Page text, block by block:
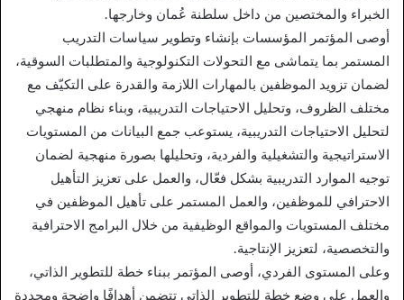
الخبراء والمختصين من داخل سلطنة عُمان وخارجها.
أوصى المؤتمر المؤسسات بإنشاء وتطوير سياسات التدريب
المستمر بما يتماشى مع التحولات التكنولوجية والمتطلبات السوقية،
لضمان تزويد الموظفين بالمهارات اللازمة والقدرة على التكيّف مع
مختلف الظروف، وتحليل الاحتياجات التدريبية، وبناء نظام منهجي
لتحليل الاحتياجات التدريبية، يستوعب جمع البيانات من المستويات
الاستراتيجية والتشغيلية والفردية، وتحليلها بصورة منهجية لضمان
توجيه الموارد التدريبية بشكل فعّال، والعمل على تعزيز التأهيل
الاحترافي للموظفين، والعمل المستمر على تأهيل الموظفين في
مختلف المستويات والمواقع الوظيفية من خلال البرامج الاحترافية
والتخصصية، لتعزيز الإنتاجية.
وعلى المستوى الفردي، أوصى المؤتمر ببناء خطة للتطوير الذاتي،
والعمل على وضع خطة للتطوير الذاتي تتضمن أهدافًا واضحة ومحددة